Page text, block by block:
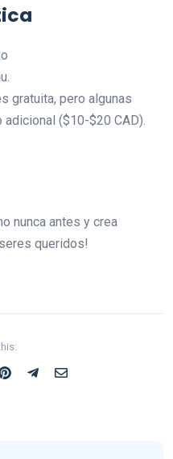
gratuita, pero algunas
($10-$20 CAD).
nunca antes y crea
queridos!